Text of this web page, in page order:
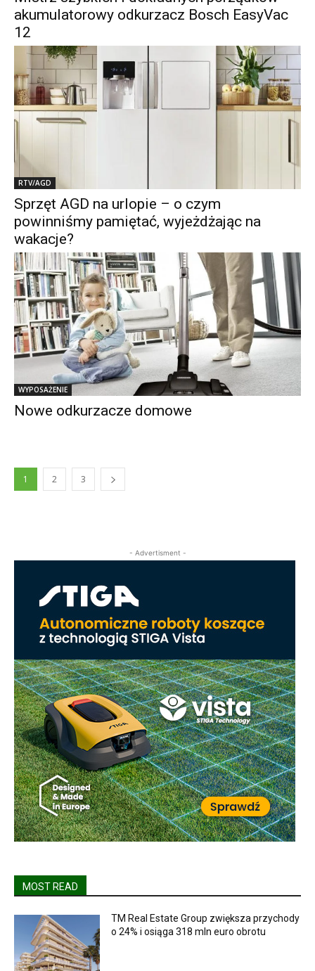
akumulatorowy odkurzacz Bosch EasyVac
12
RTV/AGD
Sprzęt AGD na urlopie – o czym
powinniśmy pamiętać, wyjeżdżając na
wakacje?
WYPOSAŻENIE
Nowe odkurzacze domowe
1 2 3
- Advertisment -
MOST READ
TM Real Estate Group zwiększa przychody
o 24% i osiąga 318 mln euro obrotu